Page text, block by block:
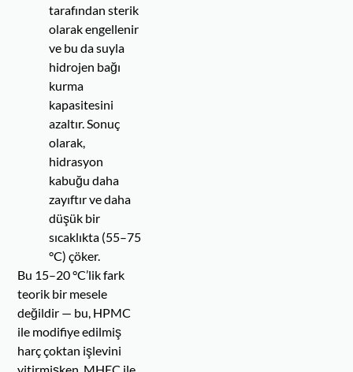
tarafından sterik
olarak engellenir
ve bu da suyla
hidrojen bağı
kurma
kapasitesini
azaltır. Sonuç
olarak,
hidrasyon
kabuğu daha
zayıftır ve daha
düşük bir
sıcaklıkta (55–75
°C) çöker.
Bu 15–20 °C’lik fark
teorik bir mesele
değildir — bu, HPMC
ile modifiye edilmiş
harç çoktan işlevini